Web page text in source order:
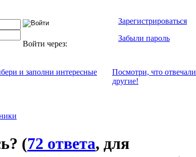
Войти через:
Зарегистрироваться
Забыли пароль
и заполни интересные
Посмотри, что отвeчали
другие!
(72 ответа, для